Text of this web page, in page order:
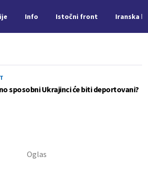
Info Istočni front Iranska
sposobni Ukrajinci će biti deportovani?